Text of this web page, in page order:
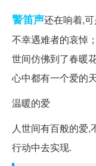
警笛声还在响着,
不幸遇难者的哀悼
世间仿佛到了春暖
心中都有一个爱的
温暖的爱
人世间有百般的爱,
行动中去实现.